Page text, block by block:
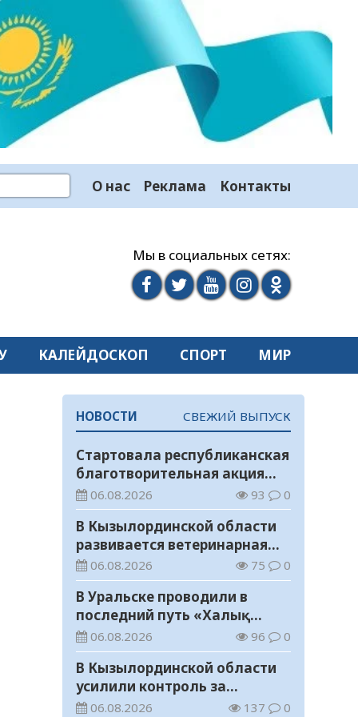
О нас Реклама Контакты
Мы в социальных сетях:
КАЛЕЙДОСКОП СПОРТ МИР
НОВОСТИ СВЕЖИЙ ВЫПУСК
Стартовала республиканская
благотворительная акция
«Дорога в школу»
06.08.2026 93 0
В Кызылординской области
развивается ветеринарная
отрасль
06.08.2026 75 0
В Уральске проводили в
последний путь «Халық
Қаһарманы» Ивана
Степановича Гапича
06.08.2026 96 0
В Кызылординской области
усилили контроль за
финансовой дисциплиной
06.08.2026 137 0